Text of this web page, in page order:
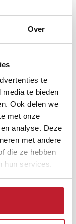
Over
te
te bieden
Ook delen we
met onze
analyse. Deze
met andere
die ze hebben
hun services.